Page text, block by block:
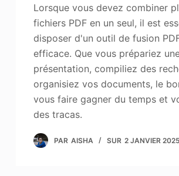
Lorsque vous devez combiner
fichiers PDF en un seul, il est
disposer d'un outil de fusion
efficace. Que vous prépariez
présentation, compiliez des
organisiez vos documents, le
vous faire gagner du temps et
des tracas.
PAR AISHA SUR 2 JANVIER 2025